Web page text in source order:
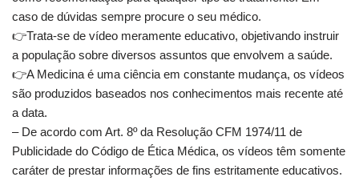
caso de dúvidas sempre procure o seu médico.
👉️Trata-se de vídeo meramente educativo, objetivando instruir
a população sobre diversos assuntos que envolvem a saúde.
👉️A Medicina é uma ciência em constante mudança, os vídeos
são produzidos baseados nos conhecimentos mais recente até
a data.
– De acordo com Art. 8º da Resolução CFM 1974/11 de
Publicidade do Código de Ética Médica, os vídeos têm somente
caráter de prestar informações de fins estritamente educativos.